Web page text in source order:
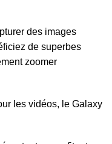
des images
de superbes
zoomer
les vidéos, le Galaxy